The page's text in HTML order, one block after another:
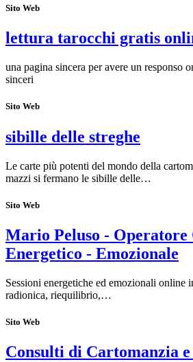
Sito Web
lettura tarocchi gratis
una pagina sincera per avere un responso
sinceri
Sito Web
sibille delle streghe
Le carte più potenti del mondo della
mazzi si fermano le sibille delle…
Sito Web
Mario Peluso - Operatore
Energetico - Emozionale
Sessioni energetiche ed emozionali online
radionica, riequilibrio,…
Sito Web
Consulti di Cartomanzia